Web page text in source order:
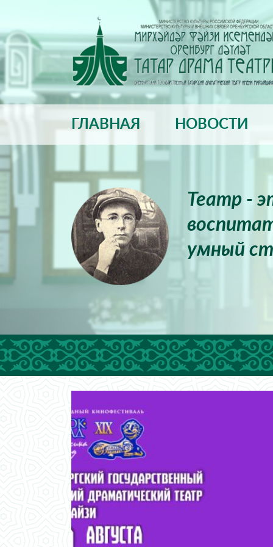
ГЛАВНАЯ НОВОСТИ
Театр -
умный
вечер
России
пройдёт
авангард».
вечер